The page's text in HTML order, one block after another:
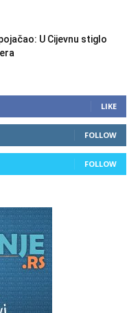
U Cijevnu stiglo
LIKE
FOLLOW
FOLLOW